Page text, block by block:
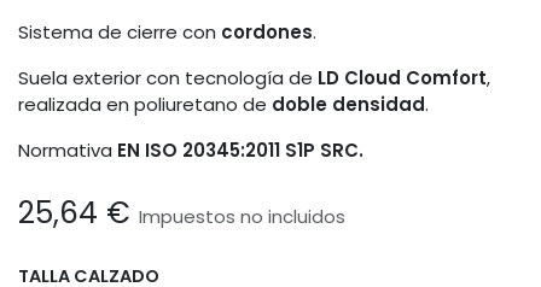
Sistema de cierre con cordones.
Suela exterior con tecnología de LD Cloud Comfort,
realizada en poliuretano de doble densidad.
Normativa EN ISO 20345:2011 S1P SRC.
25,64 € Impuestos no incluidos
TALLA CALZADO